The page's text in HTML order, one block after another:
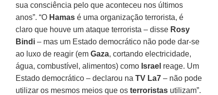
sua consciência pelo que aconteceu nos últimos
anos”. “O Hamas é uma organização terrorista, é
claro que houve um ataque terrorista – disse Rosy
Bindi – mas um Estado democrático não pode dar-se
ao luxo de reagir (emGaza, cortando electricidade,
água, combustível, alimentos) como Israel reage. Um
Estado democrático – declarou naTV La7 – não pode
utilizar os mesmos meios que osterroristas utilizam”.